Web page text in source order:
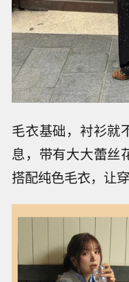
毛衣基础，衬衫就
息，带有大大蕾丝
搭配纯色毛衣，让